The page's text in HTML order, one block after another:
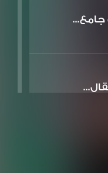
جامع...